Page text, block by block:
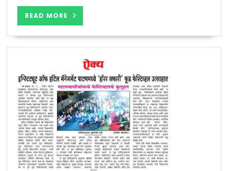
मॅनेजमेंट
,पाटण
विद्यार्थ्यांचे
उज्वल
यश
READ MORE
READ
MORE